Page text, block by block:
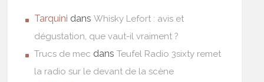
Tarquini dansWhisky Lefort : avis et
dégustation, que vaut-il vraiment ?
Trucs de mec dansTeufel Radio 3sixty remet
la radio sur le devant de la scène